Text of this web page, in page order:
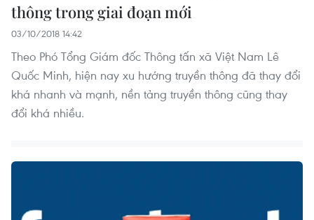
thông trong giai đoạn mới
03/10/2018 14:42
Theo Phó Tổng Giám đốc Thông tấn xã Việt Nam Lê
Quốc Minh, hiện nay xu hướng truyền thông đã thay đổi
khá nhanh và mạnh, nền tảng truyền thông cũng thay
đổi khá nhiều.